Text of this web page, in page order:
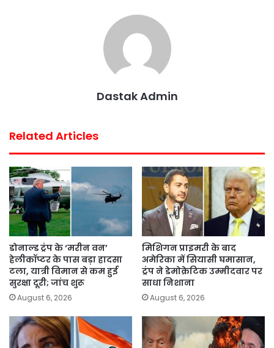
Dastak Admin
Related Articles
डोनाल्ड ट्रंप के ‘मरीन वन’
हेलीकॉप्टर के पास बड़ा हादसा
टला, यात्री विमान से कम हुई
सुरक्षा दूरी; जांच शुरू
August 6, 2026
मिशिगन प्राइमरी के बाद
अमेरिका में सियासी घमासान,
ट्रंप ने डेमोक्रेटिक उम्मीदवार पर
साधा निशाना
August 6, 2026